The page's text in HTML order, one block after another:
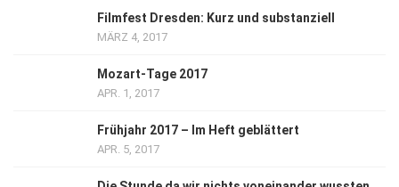
Filmfest Dresden: Kurz und substanziell
MÄRZ 4, 2017
Mozart-Tage 2017
APR. 1, 2017
Frühjahr 2017 – Im Heft geblättert
APR. 5, 2017